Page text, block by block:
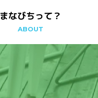
まなびちって？
ABOUT